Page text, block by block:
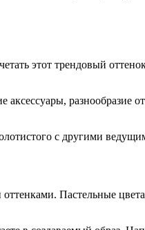
этот трендовый
разнообразие
с другими
Пастельные